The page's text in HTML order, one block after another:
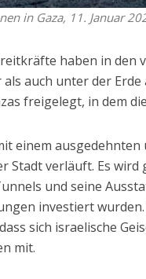
in Gaza, 11. Januar
haben in den
als auch unter der
freigelegt, in dem
einem
Stadt verläuft. Es
und seine
investiert
sich israelische
mit.